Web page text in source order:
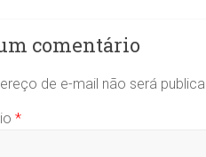
comentário
de e-mail não será
*